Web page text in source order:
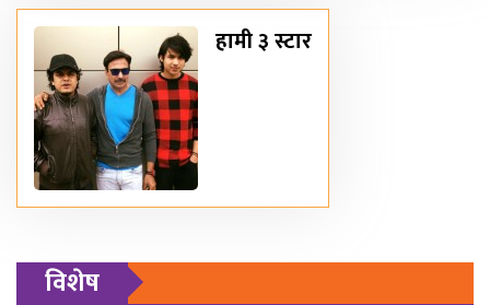
हामी ३ स्टार
विशेष